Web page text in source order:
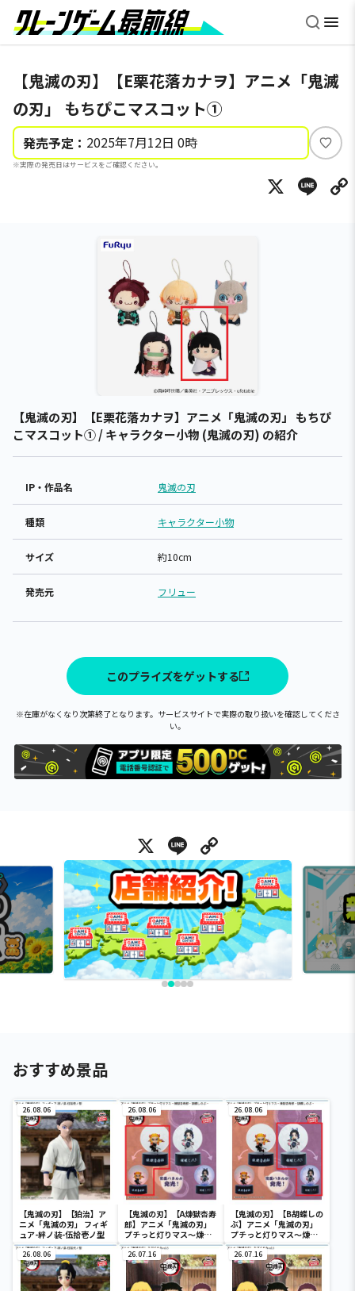
【鬼滅の刃】【E栗花落カナヲ】アニメ「鬼滅
の刃」 もちぴこマスコット①
発売予定： 2025年7月12日 0時
※実際の発売日はサービスをご確認ください。
い
ね
X
【鬼滅の刃】【E栗花落カナヲ】アニメ「鬼滅の刃」 もちぴ
こマスコット① / キャラクター小物 (鬼滅の刃) の紹介
IP・作品名 鬼滅の刃
種類 キャラクター小物
サイズ 約10cm
発売元 フリュー
このプライズをゲットする
※在庫がなくなり次第終了となります。サービスサイトで実際の取り扱いを確認してくださ
い。
X Line
おすすめ景品
26.08.06
【鬼滅の刃】【狛治】ア
ニメ「鬼滅の刃」 フィギ
ュア-絆ノ装-伍拾壱ノ型
26.08.06
【鬼滅の刃】【A煉獄杏寿
郎】アニメ「鬼滅の刃」
プチっと灯りマス～煉獄
杏寿郎・胡蝶しのぶ～
26.08.06
【鬼滅の刃】【B胡蝶しの
ぶ】アニメ「鬼滅の刃」
プチっと灯りマス～煉獄
杏寿郎・胡蝶しのぶ～
26.08.06 26.07.16 26.07.16